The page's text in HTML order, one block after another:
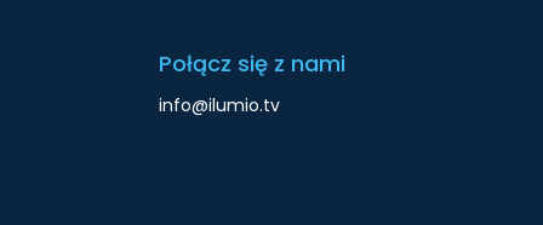
Połącz się z nami
info@ilumio.tv